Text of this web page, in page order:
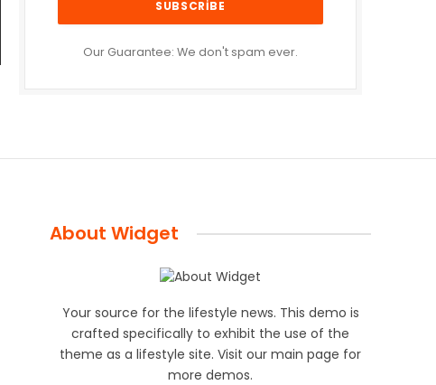
Our Guarantee: We don't spam ever.
About Widget
Your source for the lifestyle news. This demo is
crafted specifically to exhibit the use of the
theme as a lifestyle site. Visit our main page for
more demos.